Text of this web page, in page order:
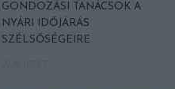
GONDOZÁSI TANÁCSOK A
NYÁRI IDŐJÁRÁS
SZÉLSŐSÉGEIRE